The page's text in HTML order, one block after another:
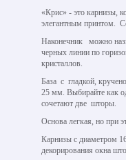
«Крис» - это карнизы,
элегантным принтом.
Наконечник можно
черных линии по
кристаллов.
База с гладкой,
25 мм. Выбирайте как
сочетают две шторы.
Основа легкая, но при
Карнизы с диаметром
декорирования окна